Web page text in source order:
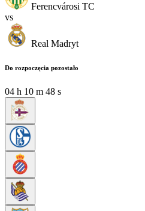
Ferencvárosi TC
vs
Real Madryt
Do rozpoczęcia pozostało
04 h 10 m 48 s